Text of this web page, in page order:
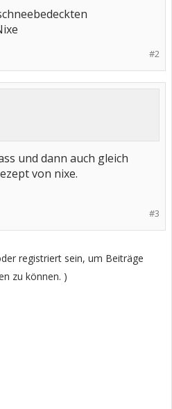
#2
und dann auch gleich
von nixe.
#3
registriert sein, um Beiträge
zu können. )